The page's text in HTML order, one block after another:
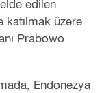
edilen
katılmak üzere
Prabowo
Endonezya